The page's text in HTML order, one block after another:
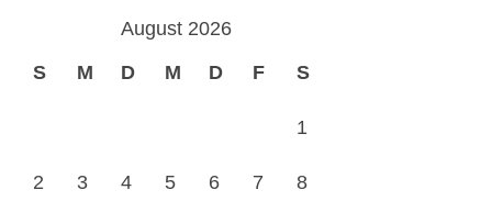
August 2026
S
M D M D F S
1
2 3 4 5 6 7 8